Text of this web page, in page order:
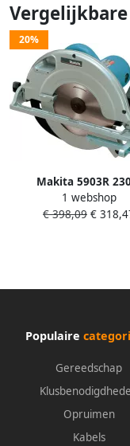
20%
Makita 5903R
Cirkelzaag 235 mm |
1 webshop
€ 398,09 €
Populaire
Gereedschap
Opruimen
Kabels